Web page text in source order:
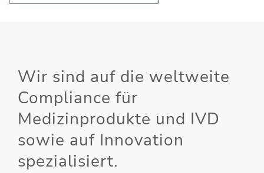
Wir sind auf die weltweite
Compliance für
Medizinprodukte und IVD
sowie auf Innovation
spezialisiert.